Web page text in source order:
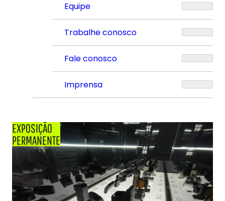
Equipe
Trabalhe conosco
Fale conosco
Imprensa
EXPOSIÇÃO
PERMANENTE